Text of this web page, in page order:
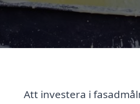
Att investera i